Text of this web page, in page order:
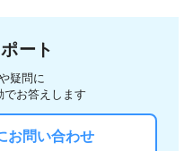
ート
疑問に
でお答えします
お問い合わせ